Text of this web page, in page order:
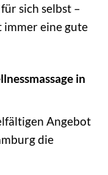
sich selbst –
immer eine gute
in
Angebot
die